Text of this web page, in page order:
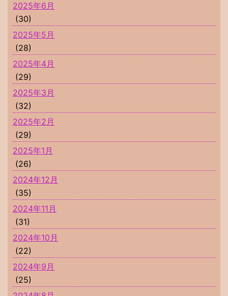
2025年6月
(30)
2025年5月
(28)
2025年4月
(29)
2025年3月
(32)
2025年2月
(29)
2025年1月
(26)
2024年12月
(35)
2024年11月
(31)
2024年10月
(22)
2024年9月
(25)